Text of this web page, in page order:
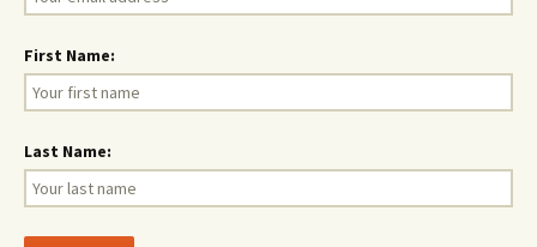
First Name:
Last Name: